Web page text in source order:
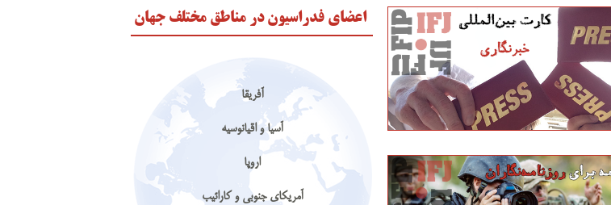
اعضای فدراسیون در مناطق مختلف جهان
آفریقا
آسیا و اقیانوسیه
اروپا
آمریکای جنوبی و کارائیب